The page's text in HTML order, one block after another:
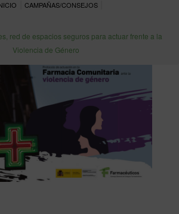
CAMPAÑAS/CONSEJOS
red de espacios seguros para actuar frente a la
Violencia de Género